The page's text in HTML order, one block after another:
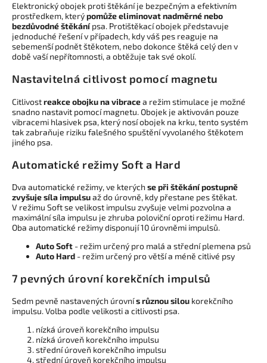
Elektronický obojek proti štěkání je bezpečným a efektivním
prostředkem, kterýpomůže eliminovat nadměrné nebo
bezdůvodné štěkání psa. Protištěkací obojek představuje
jednoduché řešení v případech, kdy váš pes reaguje na
sebemenší podnět štěkotem, nebo dokonce štěká celý den v
době vaší nepřítomnosti, a obtěžuje tak své okolí.
Nastavitelná citlivost pomocí magnetu
Citlivostreakce obojku na vibracea režim stimulace je možné
snadno nastavit pomocí magnetu. Obojek je aktivován pouze
vibracemi hlasivek psa, který nosí obojek na krku, tento systém
tak zabraňuje riziku falešného spuštění vyvolaného štěkotem
jiného psa.
Automatické režimy Soft a Hard
Dva automatické režimy, ve kterých se při štěkání postupně
zvyšuje síla impulsuaž do úrovně, kdy přestane pes štěkat.
V režimu Soft se velikost impulsu zvyšuje velmi pozvolna a
maximální síla impulsu je zhruba poloviční oproti režimu Hard.
Oba automatické režimy disponují 10 úrovněmi impulsů.
Auto Soft - režim určený pro malá a střední plemena psů
Auto Hard - režim určený pro větší a méně citlivé psy
7 pevných úrovní korekčních impulsů
Sedm pevně nastavených úrovnís různou silou korekčního
impulsu. Volba podle velikosti a citlivosti psa.
nízká úroveň korekčního impulsu
nízká úroveň korekčního impulsu
střední úroveň korekčního impulsu
střední úroveň korekčního impulsu